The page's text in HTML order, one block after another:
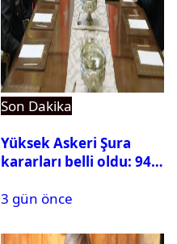
Son Dakika
Yüksek Askeri Şura
kararları belli oldu: 94
3 gün önce